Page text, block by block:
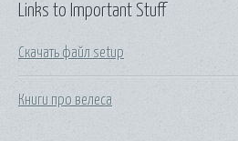
Links to Important Stuff
Скачать файл setup
Книги про велеса